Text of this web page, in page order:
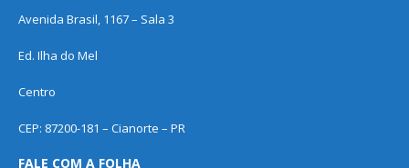
Avenida Brasil, 1167 – Sala 3
Ed. Ilha do Mel
Centro
CEP: 87200-181 – Cianorte – PR
FALE COM A FOLHA